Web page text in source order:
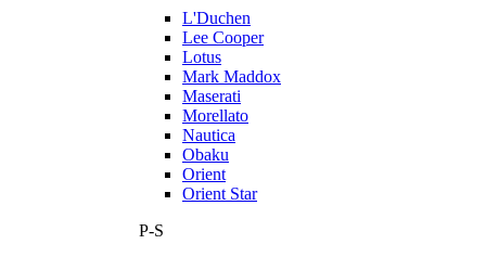
L'Duchen
Lee Cooper
Lotus
Mark Maddox
Maserati
Morellato
Nautica
Obaku
Orient
Orient Star
P-S